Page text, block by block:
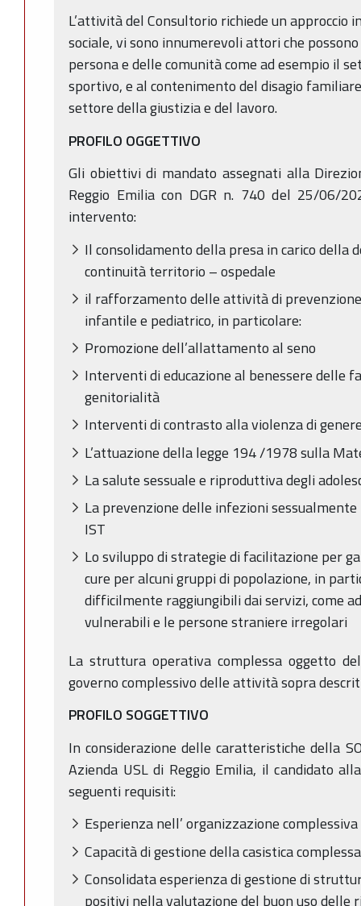
L’attività del Consultorio richiede un
sociale, vi sono innumerevoli attori che
persona e delle comunità come ad esempio il
sportivo, e al contenimento del disagio
settore della giustizia e del lavoro.
PROFILO OGGETTIVO
Gli obiettivi di mandato assegnati alla
Reggio Emilia con DGR n. 740 del 25/06/
intervento:
Il consolidamento della presa in carico della
continuità territorio – ospedale
il rafforzamento delle attività di
infantile e pediatrico, in particolare:
Promozione dell’allattamento al seno
Interventi di educazione al benessere delle
genitorialità
Interventi di contrasto alla violenza di
L’attuazione della legge 194 /1978 sulla
La salute sessuale e riproduttiva degli
La prevenzione delle infezioni
IST
Lo sviluppo di strategie di facilitazione per
cure per alcuni gruppi di popolazione, in
difficilmente raggiungibili dai servizi, come
vulnerabili e le persone straniere irregolari
La struttura operativa complessa oggetto
governo complessivo delle attività sopra
PROFILO SOGGETTIVO
In considerazione delle caratteristiche della
Azienda USL di Reggio Emilia, il candidato
seguenti requisiti:
Esperienza nell’ organizzazione
Capacità di gestione della casistica
Consolidata esperienza di gestione di
positivi nella valutazione del buon uso delle